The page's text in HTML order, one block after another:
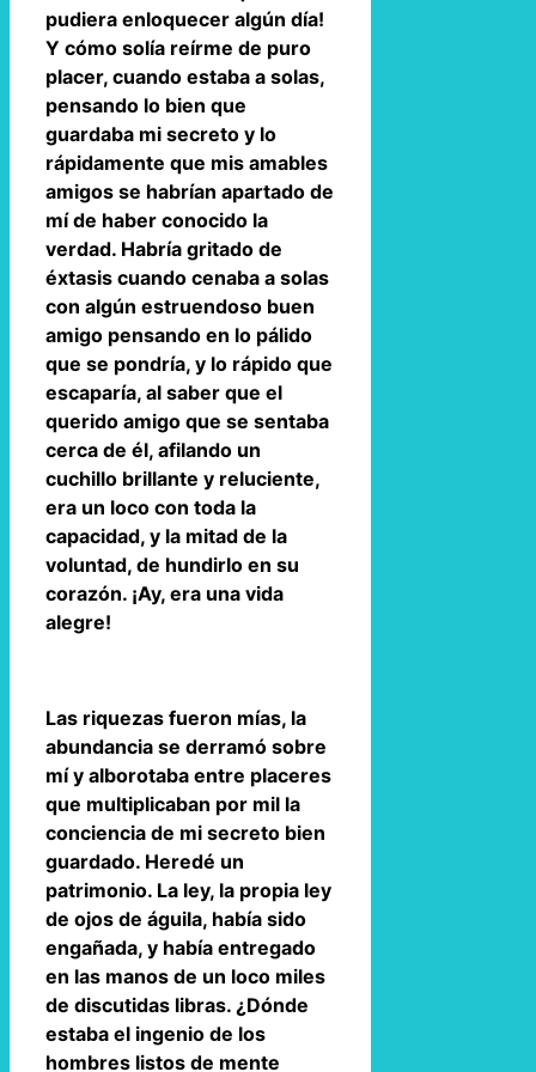
pudiera enloquecer algún día!
Y cómo solía reírme de puro
placer, cuando estaba a solas,
pensando lo bien que
guardaba mi secreto y lo
rápidamente que mis amables
amigos se habrían apartado de
mí de haber conocido la
verdad. Habría gritado de
éxtasis cuando cenaba a solas
con algún estruendoso buen
amigo pensando en lo pálido
que se pondría, y lo rápido que
escaparía, al saber que el
querido amigo que se sentaba
cerca de él, afilando un
cuchillo brillante y reluciente,
era un loco con toda la
capacidad, y la mitad de la
voluntad, de hundirlo en su
corazón. ¡Ay, era una vida
alegre!
Las riquezas fueron mías, la
abundancia se derramó sobre
mí y alborotaba entre placeres
que multiplicaban por mil la
conciencia de mi secreto bien
guardado. Heredé un
patrimonio. La ley, la propia ley
de ojos de águila, había sido
engañada, y había entregado
en las manos de un loco miles
de discutidas libras. ¿Dónde
estaba el ingenio de los
hombres listos de mente